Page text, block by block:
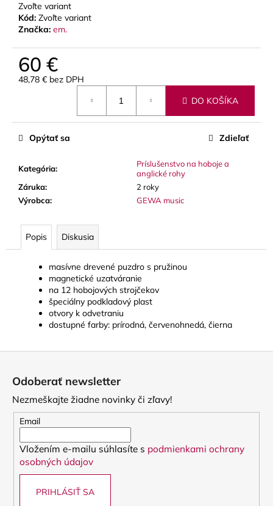
Zvoľte variant
Kód: Zvoľte variant
Značka: em.
60 €
48,78 € bez DPH
DO KOŠÍKA
Kategória:
Príslušenstvo na hoboje a
anglické rohy
Záruka:
2 roky
Výrobca: GEWA music
Opýtať sa Zdieľať
Popis Diskusia
masívne drevené puzdro s pružinou
magnetické uzatváranie
na 12 hobojových strojčekov
špeciálny podkladový plast
otvory k odvetraniu
dostupné farby: prírodná, červenohnedá, čierna
O
d
p
a
m
VANDOREN
JAVA
PLÁTKY
NA
ALT
SAXOFÓN
Odoberať newsletter
Nezmeškajte žiadne novinky či zľavy!
Email
Vložením e-mailu súhlasíte s podmienkami ochrany
osobných údajov
PRIHLÁSIŤ SA